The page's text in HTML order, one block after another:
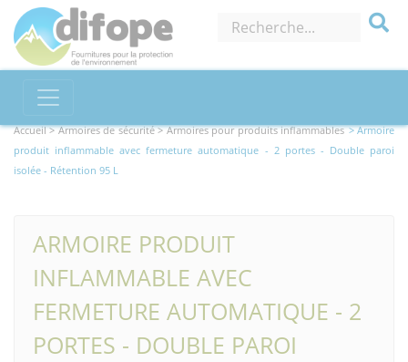
Accueil >Armoires de sécurité> Armoires pour produits inflammables > Armoire
produit inflammable avec fermeture automatique - 2 portes - Double paroi
isolée - Rétention 95 L
ARMOIRE PRODUIT
INFLAMMABLE AVEC
FERMETURE AUTOMATIQUE - 2
PORTES - DOUBLE PAROI